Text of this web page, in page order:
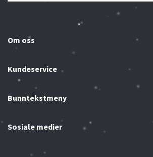
Om oss
Kundeservice
Bunntekstmeny
Sosiale medier